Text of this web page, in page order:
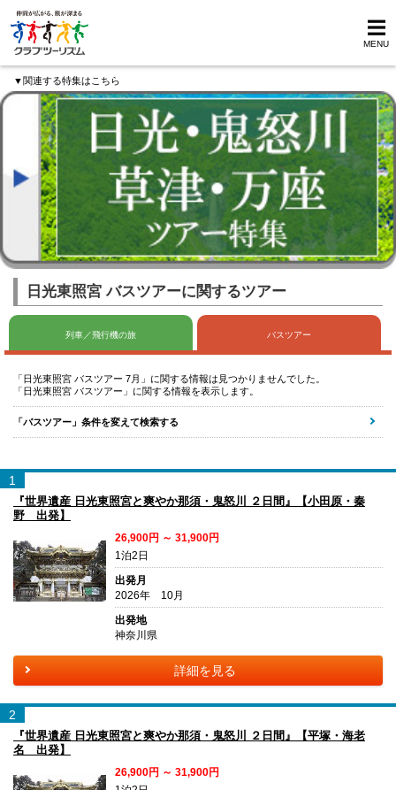
MENU
▼関連する特集はこちら
日光東照宮 バスツアーに関するツアー
列車／飛行機の旅 バスツアー
「日光東照宮 バスツアー 7月」に関する情報は見つかりませんでした。
「日光東照宮 バスツアー」に関する情報を表示します。
「バスツアー」条件を変えて検索する
1
『世界遺産 日光東照宮と爽やか那須・鬼怒川 ２日間』【小田原・秦
野 出発】
26,900円 ～ 31,900円
1泊2日
出発月
2026年 10月
出発地
神奈川県
詳細を見る
2
『世界遺産 日光東照宮と爽やか那須・鬼怒川 ２日間』【平塚・海老
名 出発】
26,900円 ～ 31,900円